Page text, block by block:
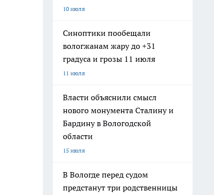
10 июля
Синоптики пообещали
вологжанам жару до +31
градуса и грозы 11 июля
11 июля
Власти объяснили смысл
нового монумента Сталину и
Бардину в Вологодской
области
15 июля
В Вологде перед судом
предстанут три родственницы